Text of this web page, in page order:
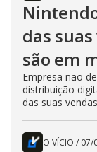
das
são em
Empresa não
distribuição
das suas
O VÍCIO / 07/